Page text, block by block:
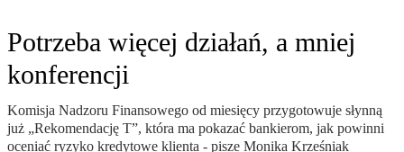
Potrzeba więcej działań, a mniej
konferencji
Komisja Nadzoru Finansowego od miesięcy przygotowuje słynną
już „Rekomendację T”, która ma pokazać bankierom, jak powinni
oceniać ryzyko kredytowe klienta - pisze Monika Krześniak